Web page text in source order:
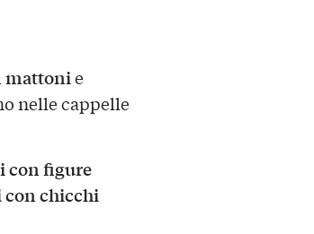
mattonie
nelle cappelle
con figure
con chicchi